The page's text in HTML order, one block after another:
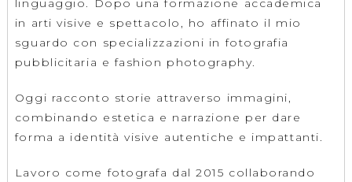
linguaggio. Dopo una formazione accademica
in arti visive e spettacolo, ho affinato il mio
sguardo con specializzazioni in fotografia
pubblicitaria e fashion photography.
Oggi racconto storie attraverso immagini,
combinando estetica e narrazione per dare
forma a identità visive autentiche e impattanti.
Lavoro come fotografa dal 2015 collaborando